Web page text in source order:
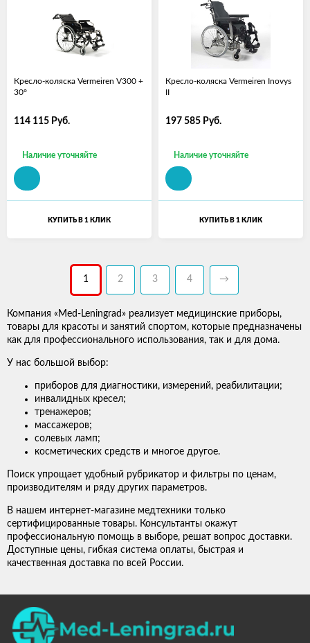
Кресло-коляска Vermeiren V300 +
30°
114 115 Руб.
Наличие уточняйте
КУПИТЬ В 1 КЛИК
Кресло-коляска Vermeiren Inovys
II
197 585 Руб.
Наличие уточняйте
КУПИТЬ В 1 КЛИК
1 2 3 4 →
Компания «Med-Leningrad» реализует медицинские приборы,
товары для красоты и занятий спортом, которые предназначены
как для профессионального использования, так и для дома.
У нас большой выбор:
приборов для диагностики, измерений, реабилитации;
инвалидных кресел;
тренажеров;
массажеров;
солевых ламп;
косметических средств и многое другое.
Поиск упрощает удобный рубрикатор и фильтры по ценам,
производителям и ряду других параметров.
В нашем интернет-магазине медтехники только
сертифицированные товары. Консультанты окажут
профессиональную помощь в выборе, решат вопрос доставки.
Доступные цены, гибкая система оплаты, быстрая и
качественная доставка по всей России.